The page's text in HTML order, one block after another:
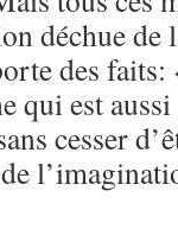
déchue de
des
qui est
cesser